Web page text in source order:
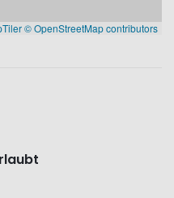
© OpenStreetMap contributors